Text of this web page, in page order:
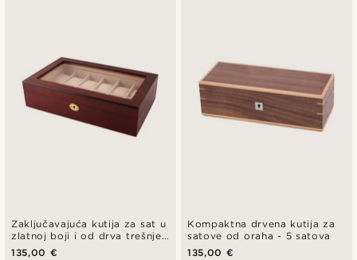
Zaključavajuća kutija za sat u
zlatnoj boji i od drva trešnje -
12 satova
135,00 €
Kompaktna drvena kutija za
satove od oraha - 5 satova
135,00 €